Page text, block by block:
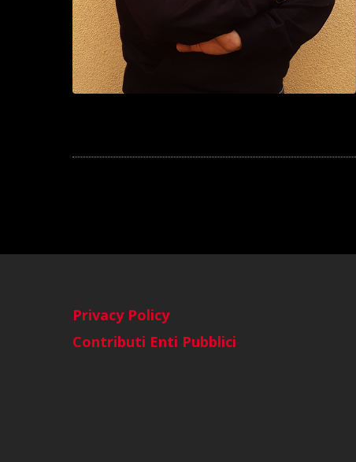
Privacy Policy
Contributi Enti Pubblici